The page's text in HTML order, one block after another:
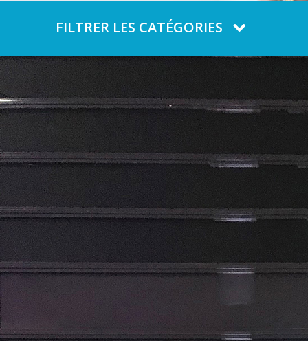
FILTRER LES CATÉGORIES